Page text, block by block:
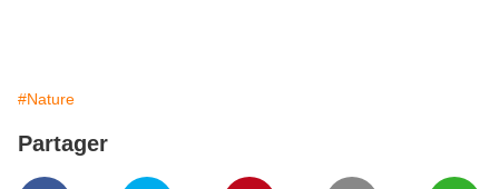
#Nature
Partager